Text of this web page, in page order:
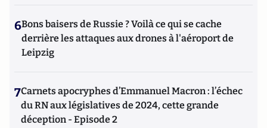
6Bons baisers de Russie ? Voilà ce qui se cache
derrière les attaques aux drones à l'aéroport de
Leipzig
7Carnets apocryphes d’Emmanuel Macron : l’échec
du RN aux législatives de 2024, cette grande
déception - Episode 2